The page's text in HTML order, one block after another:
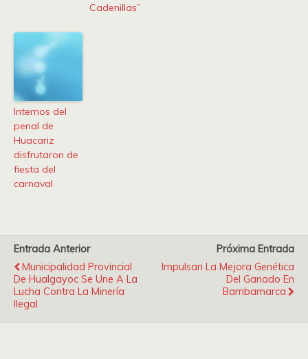
Cadenillas”
Internos del
penal de
Huacariz
disfrutaron de
fiesta del
carnaval
Entrada Anterior
Municipalidad Provincial
De Hualgayoc Se Une A La
Lucha Contra La Minería
Ilegal
Próxima Entrada
Impulsan La Mejora Genética
Del Ganado En
Bambamarca